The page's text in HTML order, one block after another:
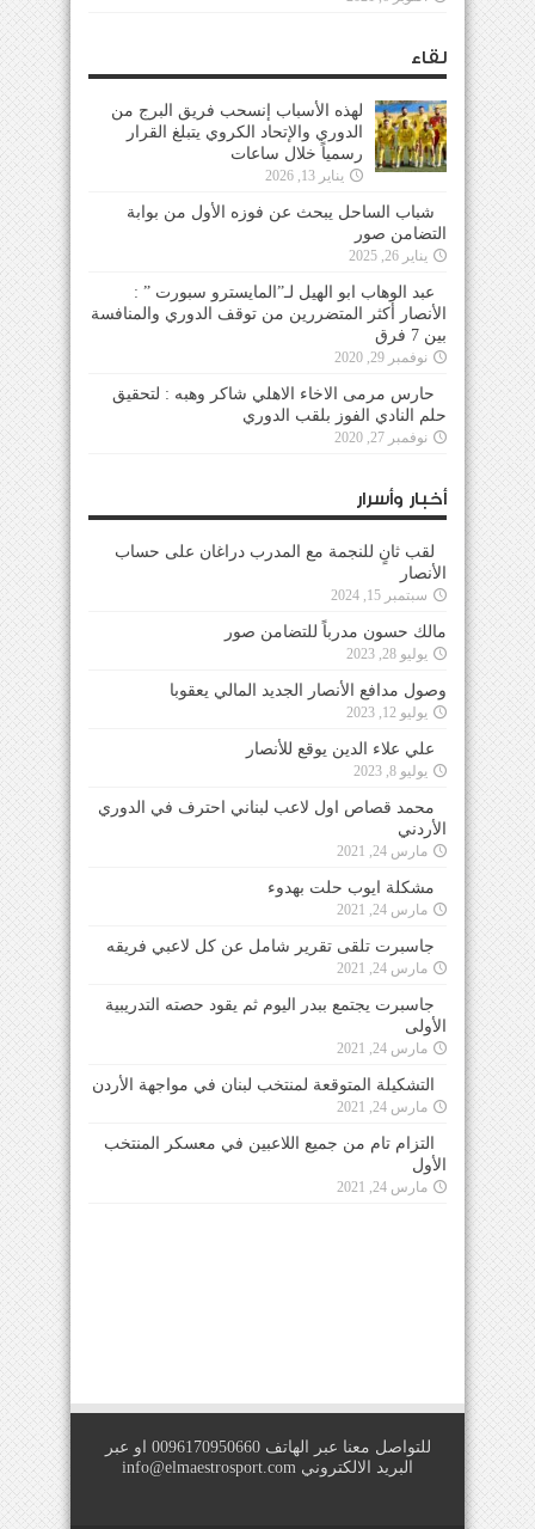
لقاء
لهذه الأسباب إنسحب فريق البرج من
الدوري والإتحاد الكروي يتبلغ القرار
رسمياً خلال ساعات
يناير 13, 2026
شباب الساحل يبحث عن فوزه الأول من بوابة
التضامن صور
يناير 26, 2025
عبد الوهاب ابو الهيل لـ”المايسترو سبورت ” :
الأنصار أكثر المتضررين من توقف الدوري والمنافسة
بين 7 فرق
نوفمبر 29, 2020
حارس مرمى الاخاء الاهلي شاكر وهبه : لتحقيق
حلم النادي الفوز بلقب الدوري
نوفمبر 27, 2020
أخبار وأسرار
لقب ثانٍ للنجمة مع المدرب دراغان على حساب
الأنصار
سبتمبر 15, 2024
مالك حسون مدرباً للتضامن صور
يوليو 28, 2023
وصول مدافع الأنصار الجديد المالي يعقوبا
يوليو 12, 2023
علي علاء الدين يوقع للأنصار
يوليو 8, 2023
محمد قصاص اول لاعب لبناني احترف في الدوري
الأردني
مارس 24, 2021
مشكلة ايوب حلت بهدوء
مارس 24, 2021
جاسبرت تلقى تقرير شامل عن كل لاعبي فريقه
مارس 24, 2021
جاسبرت يجتمع ببدر اليوم ثم يقود حصته التدريبية
الأولى
مارس 24, 2021
التشكيلة المتوقعة لمنتخب لبنان في مواجهة الأردن
مارس 24, 2021
التزام تام من جميع اللاعبين في معسكر المنتخب
الأول
مارس 24, 2021
للتواصل معنا عبر الهاتف 0096170950660 او عبر
البريد الالكتروني info@elmaestrosport.com